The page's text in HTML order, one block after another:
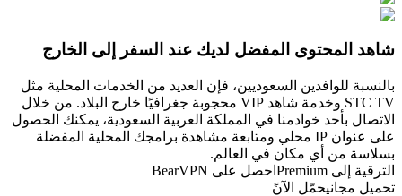
شاهد المحتوى المفضل لديك عند السفر إلى الخارج
بالنسبة للوافدين السعوديين، فإن العديد من الخدمات المحلية مثل
STC TV وخدمة شاهد VIP محجوبة جغرافيًا خارج البلاد. من خلال
الاتصال بأحد خوادمنا في المملكة العربية السعودية، يمكنك الحصول
على عنوان IP محلي ومتابعة مشاهدة برامجك المحلية المفضلة
بسلاسة من أي مكان في العالم.
الترقية إلى Premium
احصل على BearVPN
تحميل مجانيحمّل الآنً